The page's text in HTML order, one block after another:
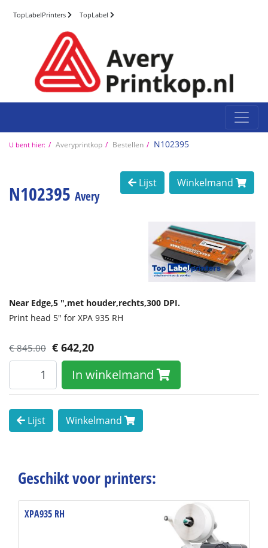
TopLabelPrinters TopLabel
U bent hier: Averyprintkop Bestellen N102395
Lijst Winkelmand
N102395 Avery
Near Edge,5 ",met houder,rechts,300 DPI.
Print head 5" for XPA 935 RH
€ 845.00 € 642,20
In winkelmand
Lijst Winkelmand
Geschikt voor printers:
XPA935 RH